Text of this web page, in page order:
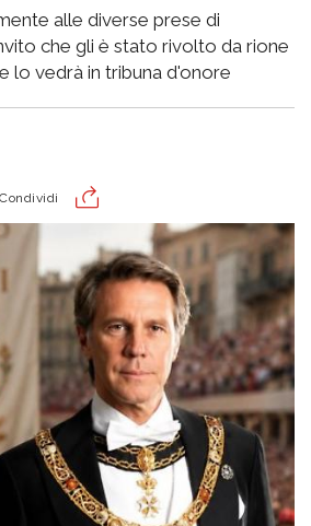
alle diverse prese di
che gli è stato rivolto da rione
lo vedrà in tribuna d'onore
Condividi